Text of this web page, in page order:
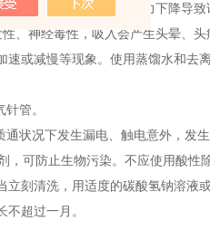
避免由于通气板自身重力下降导致
、神经毒性，吸入会产生头晕、
或减慢等现象。使用蒸馏水和去
管。
状况下发生漏电、触电意外，发
，可防止生物污染。不应使用酸性
刻清洗，用适度的碳酸氢钠溶液
超过一月。